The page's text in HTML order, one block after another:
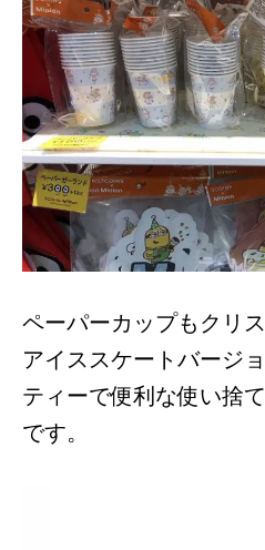
ペーパーカップもクリ
アイススケートバージ
ティーで便利な使い捨
です。